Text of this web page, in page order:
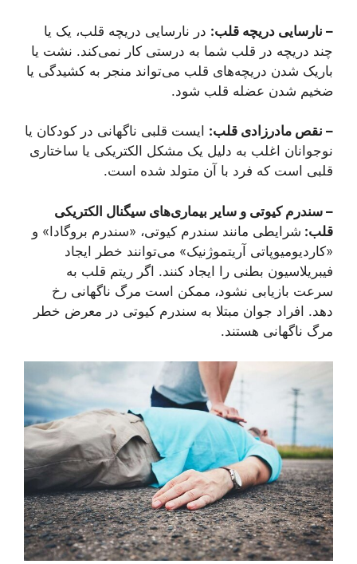
– نارسایی دریچه قلب: در نارسایی دریچه قلب، یک یا
چند دریچه در قلب شما به درستی کار نمی‌کند. نشت یا
باریک شدن دریچه‌های قلب می‌تواند منجر به کشیدگی یا
ضخیم شدن عضله قلب شود.
– نقص مادرزادی قلب: ایست قلبی ناگهانی در کودکان یا
نوجوانان اغلب به دلیل یک مشکل الکتریکی یا ساختاری
قلبی است که فرد با آن متولد شده‌ است.
– سندرم کیوتی و سایر بیماری‌های سیگنال الکتریکی
قلب: شرایطی مانند سندرم کیوتی، «سندرم بروگادا» و
«کاردیومیوپاتی آریتموژنیک» می‌توانند خطر ایجاد
فیبریلاسیون بطنی را ایجاد کنند. اگر ریتم قلب به
سرعت بازیابی نشود، ممکن است مرگ ناگهانی رخ
دهد. افراد جوان مبتلا به سندرم کیوتی در معرض خطر
مرگ ناگهانی هستند.